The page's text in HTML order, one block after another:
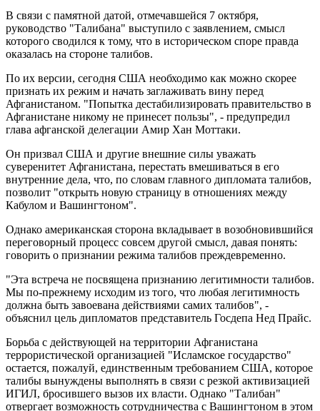
В связи с памятной датой, отмечавшейся 7 октября,
руководство "Талибана" выступило с заявлением, смысл
которого сводился к тому, что в историческом споре правда
оказалась на стороне талибов.
По их версии, сегодня США необходимо как можно скорее
признать их режим и начать заглаживать вину перед
Афганистаном. "Попытка дестабилизировать правительство в
Афганистане никому не принесет пользы", - предупредил
глава афганской делегации Амир Хан Моттаки.
Он призвал США и другие внешние силы уважать
суверенитет Афганистана, перестать вмешиваться в его
внутренние дела, что, по словам главного дипломата талибов,
позволит "открыть новую страницу в отношениях между
Кабулом и Вашингтоном".
Однако американская сторона вкладывает в возобновившийся
переговорный процесс совсем другой смысл, давая понять:
говорить о признании режима талибов преждевременно.
"Эта встреча не посвящена признанию легитимности талибов.
Мы по-прежнему исходим из того, что любая легитимность
должна быть завоевана действиями самих талибов", -
объяснил цель дипломатов представитель Госдепа Нед Прайс.
Борьба с действующей на территории Афганистана
террористической организацией "Исламское государство"
остается, пожалуй, единственным требованием США, которое
талибы вынуждены выполнять в связи с резкой активизацией
ИГИЛ, бросившего вызов их власти. Однако "Талибан"
отвергает возможность сотрудничества с Вашингтоном в этом